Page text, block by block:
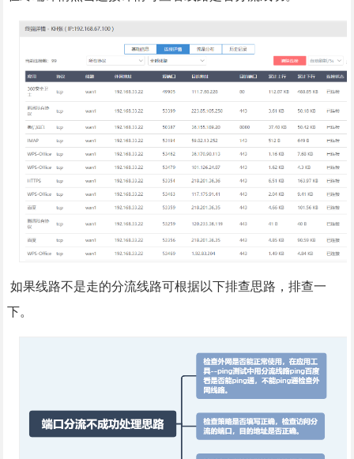
如果线路不是走的分流线路可根据以下排查思路，排查一
下。